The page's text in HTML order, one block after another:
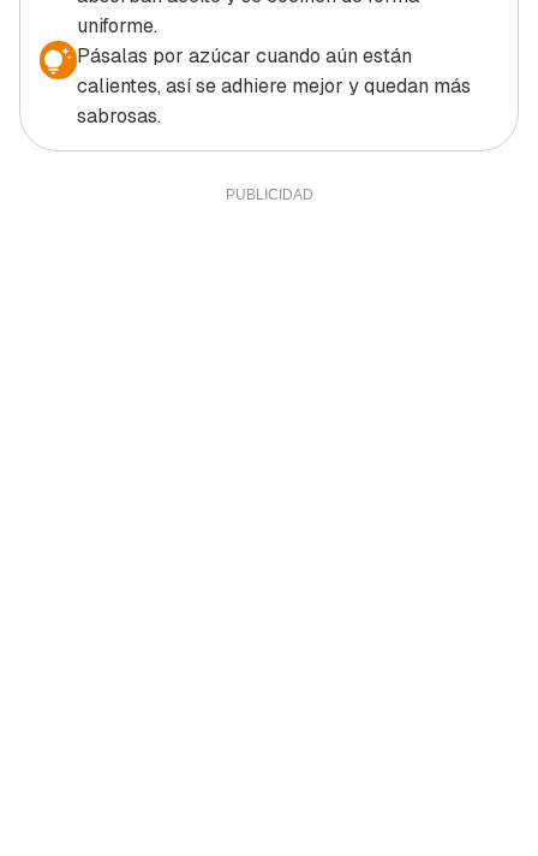
uniforme.
Pásalas por azúcar cuando aún están
calientes, así se adhiere mejor y quedan más
sabrosas.